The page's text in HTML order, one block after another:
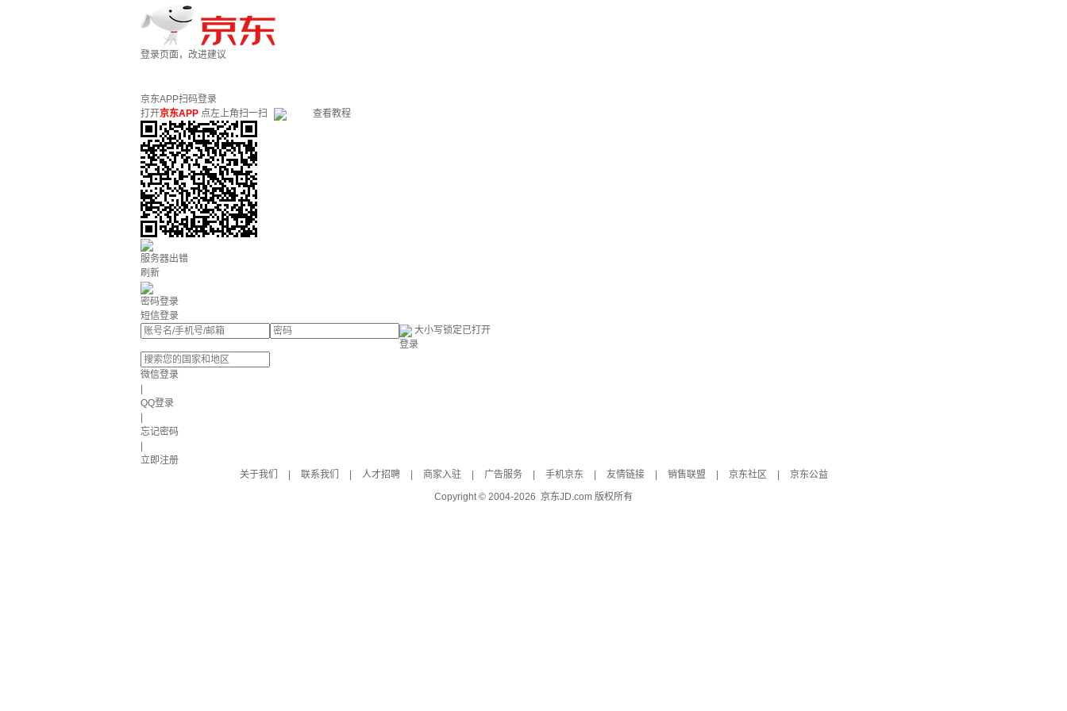
登录页面，改进建议
京东APP扫码登录
打开京东APP 点左上角扫一扫 查看教程
服务器出错
刷新
密码登录
短信登录
大小写锁定已打开
登录
微信登录
QQ登录
忘记密码
立即注册
关于我们
联系我们 人才招聘 商家入驻 广告服务 手机京东 友情链接 销售联盟 京东社区
京东公益
Copyright © 2004-2026 京东JD.com 版权所有